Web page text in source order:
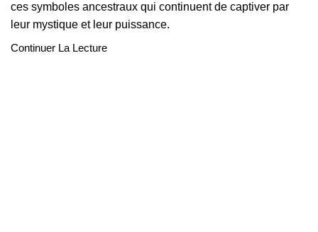
ces symboles ancestraux qui continuent de captiver par
leur mystique et leur puissance.
Continuer La Lecture